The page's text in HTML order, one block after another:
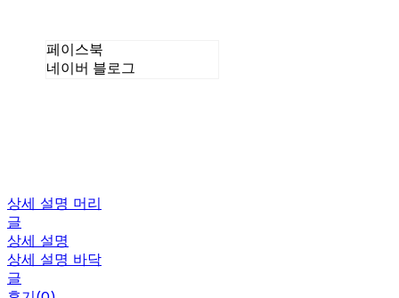
페이스북
네이버 블로그
상세 설명 머리
글
상세 설명
상세 설명 바닥
글